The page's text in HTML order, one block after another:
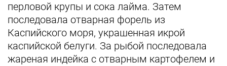
перловой крупы и сока лайма. Затем
последовала отварная форель из
Каспийского моря, украшенная икрой
каспийской белуги. За рыбой последовала
жареная индейка с отварным картофелем и